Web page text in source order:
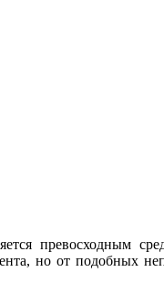
превосходным
но от подобных